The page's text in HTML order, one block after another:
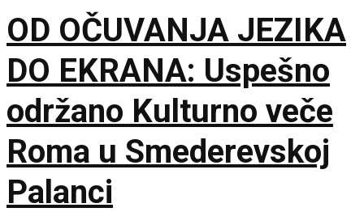
OD OČUVANJA JEZIKA
DO EKRANA: Uspešno
održano Kulturno veče
Roma u Smederevskoj
Palanci